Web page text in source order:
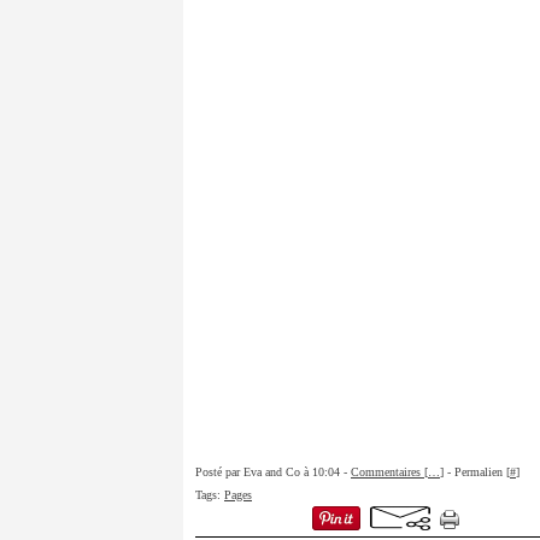
Posté par Eva and Co à 10:04 - Commentaires [ ] - Permalien [#]
Tags: Pages